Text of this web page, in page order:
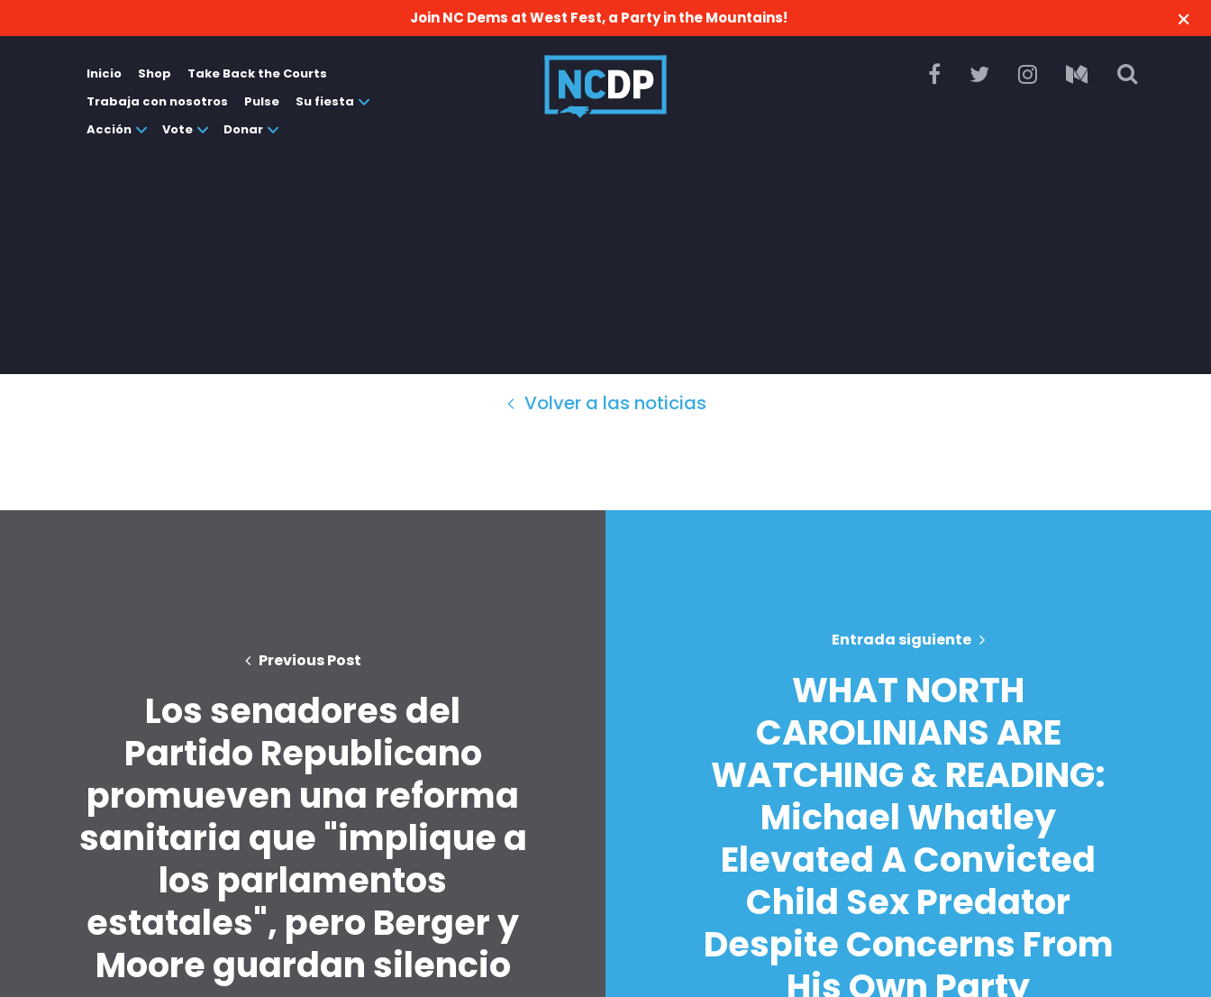
Join NC Dems at West Fest, a Party in the Mountains!
Inicio Shop
Take Back the Courts
Trabaja con nosotros
Pulse
Su fiesta
Acción
Vote Donar
Volver a las noticias
Previous Post
Los senadores del
Partido Republicano
promueven una reforma
sanitaria que "implique a
los parlamentos
estatales", pero Berger y
Moore guardan silencio
Entrada siguiente
WHAT NORTH
CAROLINIANS ARE
WATCHING & READING:
Michael Whatley
Elevated A Convicted
Child Sex Predator
Despite Concerns From
His Own Party